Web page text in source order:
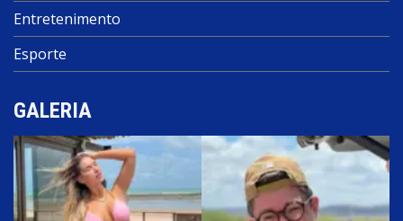
Entretenimento
Esporte
GALERIA